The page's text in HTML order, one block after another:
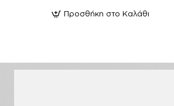
Πέδιλα
Προσθήκη στο Καλάθι